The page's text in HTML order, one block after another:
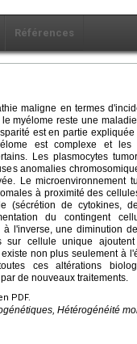
Références
maligne en termes
myélome reste une
est en partie
est complexe et les
Les plasmocytes
anomalies
Le microenvironnement
à proximité des
(sécrétion de cytokines,
du contingent
l'inverse, une diminution
sur cellule unique
non plus seulement à
ces altérations
de nouveaux traitements.
PDF.
Hétérogénéité